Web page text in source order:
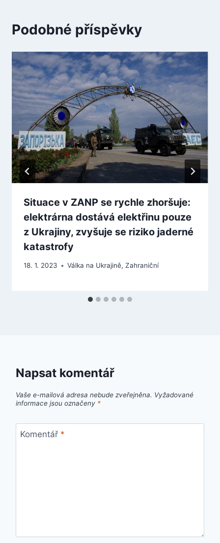
Podobné příspěvky
Situace v ZANP se rychle zhoršuje:
elektrárna dostává elektřinu pouze
z Ukrajiny, zvyšuje se riziko jaderné
katastrofy
18. 1. 2023 Válka na Ukrajině, Zahraniční
Napsat komentář
Vaše e-mailová adresa nebude zveřejněna. Vyžadované
informace jsou označeny *
Komentář *